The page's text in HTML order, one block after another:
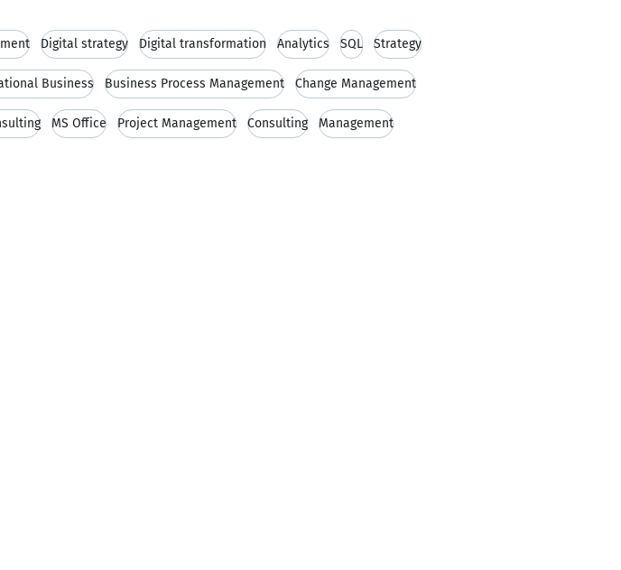
Digital strategy Digital transformation Analytics SQL Strategy
Business Business Process Management Change Management
MS Office Project Management Consulting Management